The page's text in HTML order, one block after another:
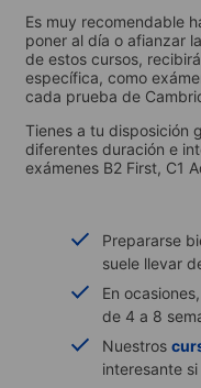
Es muy recomendable
poner al día o afianzar
de estos cursos,
específica, como
cada prueba de
Tienes a tu disposición
diferentes duración e
exámenes B2 First, C1
Prepararse
suele llevar
En
de 4 a 8
Nuestros
interesante